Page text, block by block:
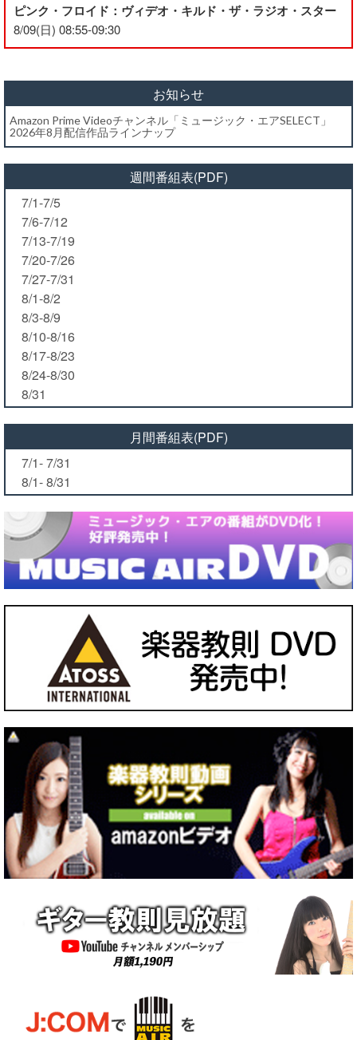
ピンク・フロイド：ヴィデオ・キルド・ザ・ラジオ・スター
8/09(日) 08:55-09:30
お知らせ
Amazon Prime Videoチャンネル「ミュージック・エアSELECT」
2026年8月配信作品ラインナップ
週間番組表(PDF)
7/1-7/5
7/6-7/12
7/13-7/19
7/20-7/26
7/27-7/31
8/1-8/2
8/3-8/9
8/10-8/16
8/17-8/23
8/24-8/30
8/31
月間番組表(PDF)
7/1- 7/31
8/1- 8/31